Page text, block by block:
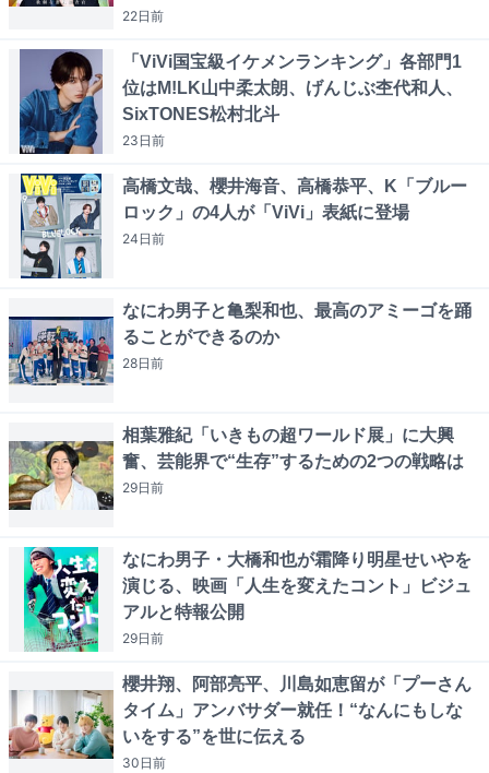
22日前
「ViVi国宝級イケメンランキング」各部門1
位はM!LK山中柔太朗、げんじぶ杢代和人、
SixTONES松村北斗
23日前
高橋文哉、櫻井海音、高橋恭平、K「ブルー
ロック」の4人が「ViVi」表紙に登場
24日前
なにわ男子と亀梨和也、最高のアミーゴを踊
ることができるのか
28日前
相葉雅紀「いきもの超ワールド展」に大興
奮、芸能界で“生存”するための2つの戦略は
29日前
なにわ男子・大橋和也が霜降り明星せいやを
演じる、映画「人生を変えたコント」ビジュ
アルと特報公開
29日前
櫻井翔、阿部亮平、川島如恵留が「プーさん
タイム」アンバサダー就任！“なんにもしな
いをする”を世に伝える
30日前